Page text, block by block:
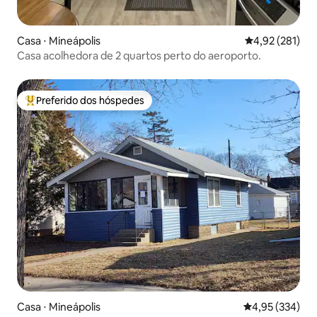
Casa ⋅ Mineápolis 4,92 de uma
4,92 (281)
Casa acolhedora de 2 quartos perto do aeroporto.
Entre os melhores preferidos dos hóspedes
Preferido dos hóspedes
Casa ⋅ Mineápolis 4,95 de uma
4,95 (334)